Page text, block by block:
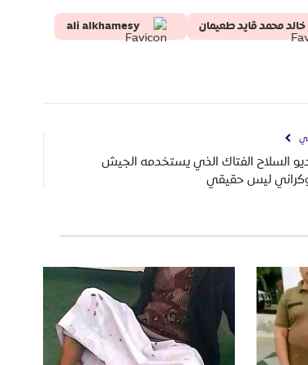
خالد محمد قايد طعيمان
ali alkhamesy
السلاح الفتاك الذي يستخدمه الجيش
ليس حقيقي